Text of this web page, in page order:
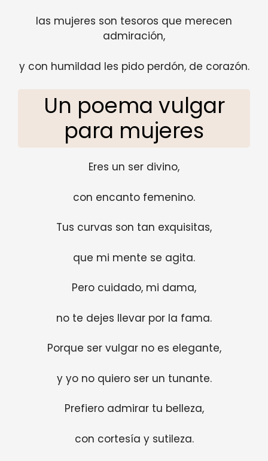
las mujeres son tesoros que merecen
admiración,
y con humildad les pido perdón, de corazón.
Un poema vulgar
para mujeres
Eres un ser divino,
con encanto femenino.
Tus curvas son tan exquisitas,
que mi mente se agita.
Pero cuidado, mi dama,
no te dejes llevar por la fama.
Porque ser vulgar no es elegante,
y yo no quiero ser un tunante.
Prefiero admirar tu belleza,
con cortesía y sutileza.